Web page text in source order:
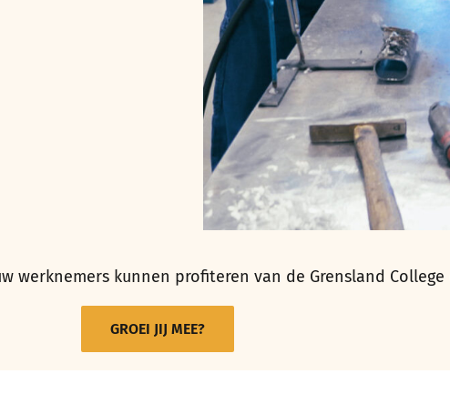
werknemers kunnen profiteren van de Grensland
GROEI JIJ MEE?